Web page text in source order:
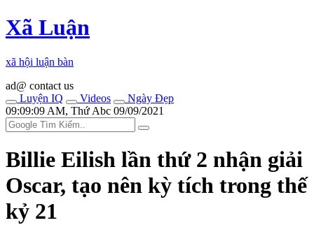
Xã Luận
xã hội luận bàn
ad@ contact us
Luyện IQ
Videos
Ngày Đẹp
09:09:09 AM, Thứ Abc 09/09/2021
Billie Eilish lần thứ 2 nhận giải
Oscar, tạo nên kỳ tích trong thế
kỷ 21